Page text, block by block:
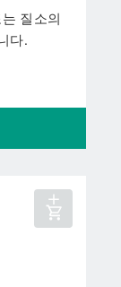
질소의
다.